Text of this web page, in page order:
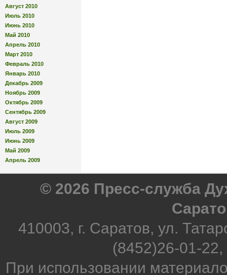
Август 2010
Июль 2010
Июнь 2010
Май 2010
Апрель 2010
Март 2010
Февраль 2010
Январь 2010
Декабрь 2009
Ноябрь 2009
Октябрь 2009
Сентябрь 2009
Август 2009
Июль 2009
Июнь 2009
Май 2009
Апрель 2009
© 2026 Пресс-служба
410003, г. Саратов, ул.
(8452)26-01-
При использовании